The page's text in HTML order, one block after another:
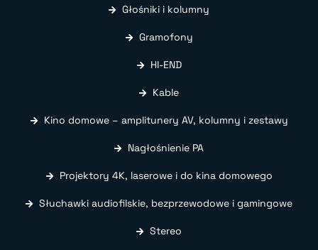
Głośniki i kolumny
Gramofony
HI-END
Kable
Kino domowe – amplitunery AV, kolumny i zestawy
Nagłośnienie PA
Projektory 4K, laserowe i do kina domowego
Słuchawki audiofilskie, bezprzewodowe i gamingowe
Stereo